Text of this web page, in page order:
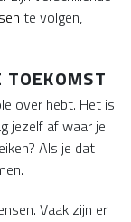
te volgen,
TOEKOMST
over hebt. Het is
jezelf af waar je
Als je dat
Vaak zijn er